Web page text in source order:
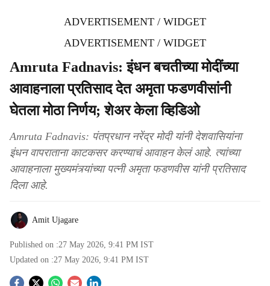
ADVERTISEMENT / WIDGET
ADVERTISEMENT / WIDGET
Amruta Fadnavis: इंधन बचतीच्या मोदींच्या
आवाहनाला प्रतिसाद देत अमृता फडणवीसांनी
घेतला मोठा निर्णय; शेअर केला व्हिडिओ
Amruta Fadnavis: पंतप्रधान नरेंद्र मोदी यांनी देशवासियांना
इंधन वापराताना काटकसर करण्याचं आवाहन केलं आहे. त्यांच्या
आवाहनाला मुख्यमंत्र्यांच्या पत्नी अमृता फडणवीस यांनी प्रतिसाद
दिला आहे.
Amit Ujagare
Published on :27 May 2026, 9:41 PM IST
Updated on :27 May 2026, 9:41 PM IST